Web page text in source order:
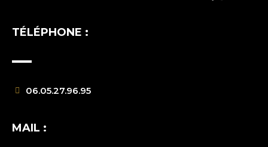
TÉLÉPHONE :
06.05.27.96.95
MAIL :